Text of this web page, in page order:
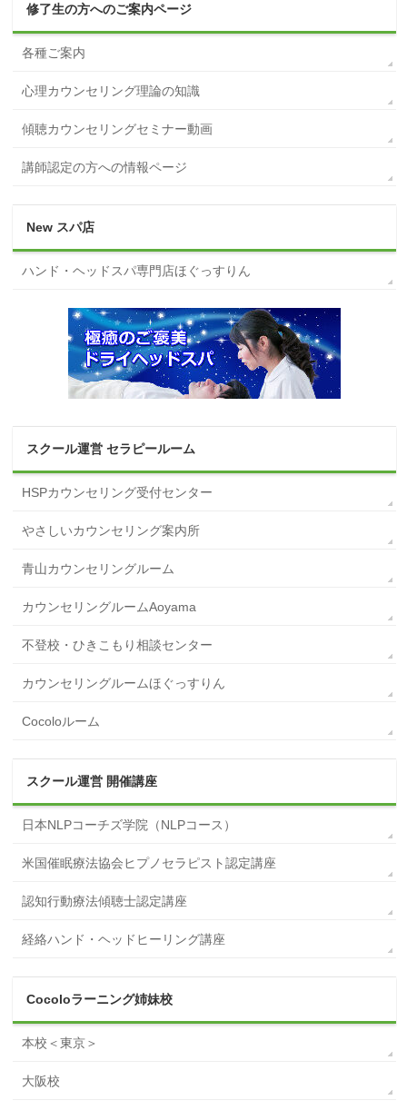
修了生の方へのご案内ページ
各種ご案内
心理カウンセリング理論の知識
傾聴カウンセリングセミナー動画
講師認定の方への情報ページ
New スパ店
ハンド・ヘッドスパ専門店ほぐっすりん
スクール運営 セラピールーム
HSPカウンセリング受付センター
やさしいカウンセリング案内所
青山カウンセリングルーム
カウンセリングルームAoyama
不登校・ひきこもり相談センター
カウンセリングルームほぐっすりん
Cocoloルーム
スクール運営 開催講座
日本NLPコーチズ学院（NLPコース）
米国催眠療法協会ヒプノセラピスト認定講座
認知行動療法傾聴士認定講座
経絡ハンド・ヘッドヒーリング講座
Cocoloラーニング姉妹校
本校＜東京＞
大阪校